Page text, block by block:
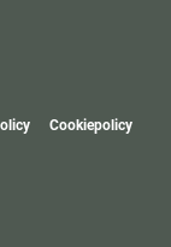
Cookiepolicy